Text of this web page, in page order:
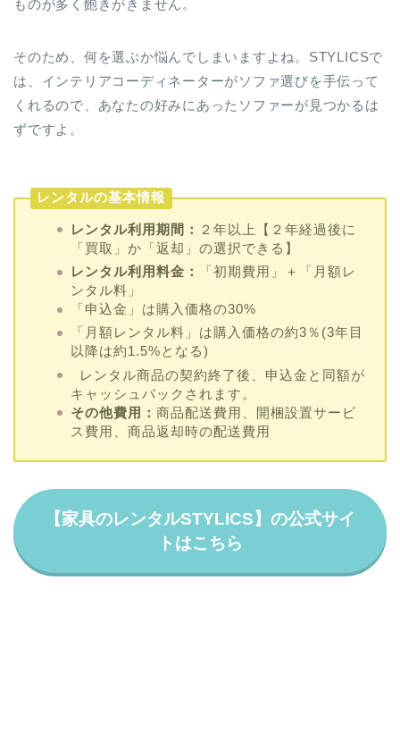
ものが多く飽きがきません。
そのため、何を選ぶか悩んでしまいますよね。STYLICSで
は、インテリアコーディネーターがソファ選びを手伝って
くれるので、あなたの好みにあったソファーが見つかるは
ずですよ。
レンタルの基本情報
レンタル利用期間：
２年以上【２年経過後に
「買取」か「返却」の選択できる】
レンタル利用料金：
「初期費用」＋「月額レ
ンタル料」
「申込金」は購入価格の30%
「月額レンタル料」は購入価格の約3％(3年目
以降は約1.5%となる)
レンタル商品の契約終了後、申込金と同額が
キャッシュバックされます。
その他費用： 商品配送費用、開梱設置サービ
ス費用、商品返却時の配送費用
【家具のレンタルSTYLICS】の公式サイ
トはこちら